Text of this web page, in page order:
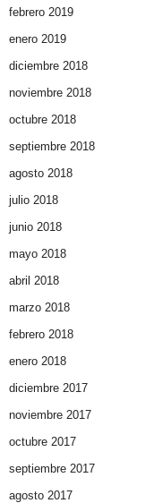
febrero 2019
enero 2019
diciembre 2018
noviembre 2018
octubre 2018
septiembre 2018
agosto 2018
julio 2018
junio 2018
mayo 2018
abril 2018
marzo 2018
febrero 2018
enero 2018
diciembre 2017
noviembre 2017
octubre 2017
septiembre 2017
agosto 2017